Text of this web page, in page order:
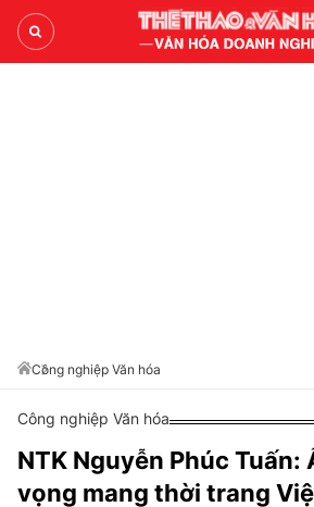
Hotline: 0981.119.189
Điện thoại: 024.38254756
MẠNG XÃ HỘI
Công nghiệp Văn hóa
Công nghiệp Văn hóa
NTK Nguyễn Phúc Tuấn:
vọng mang thời trang